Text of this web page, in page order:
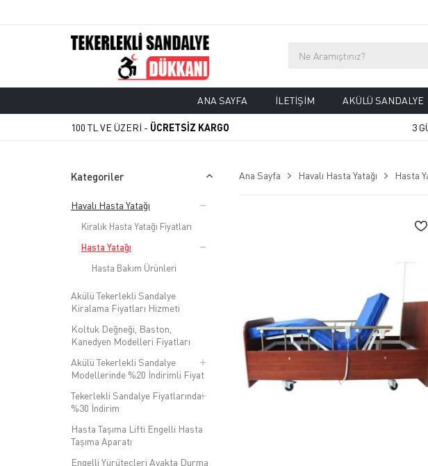
ANA SAYFA İLETIŞIM AKÜLÜ SANDALYE
100 TL VE ÜZERİ - ÜCRETSİZ KARGO 3
Kategoriler
Havalı Hasta Yatağı
Kiralık Hasta Yatağı Fiyatları
Hasta Yatağı
Hasta Bakım Ürünleri
Akülü Tekerlekli Sandalye
Kiralama Fiyatları Hizmeti
Koltuk Değneği, Baston,
Kanedyen Modelleri Fiyatları
Akülü Tekerlekli Sandalye
Modellerinde %20 İndirimli Fiyat
Tekerlekli Sandalye Fiyatlarında
%30 İndirim
Hasta Taşıma Lifti Engelli Hasta
Taşıma Aparatı
Engelli Yürüteçleri Ayakta Durma
Ana Sayfa Havalı Hasta Yatağı Hasta